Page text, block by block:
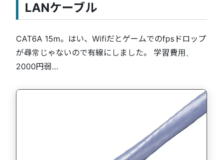
LANケーブル
CAT6A 15m。はい、Wifiだとゲームでのfpsドロップ
が尋常じゃないので有線にしました。 学習費用、
2000円弱…